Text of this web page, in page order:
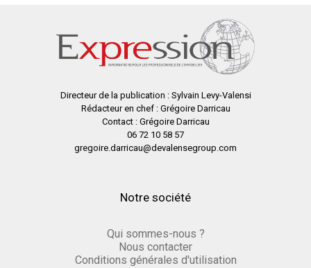
Directeur de la publication : Sylvain Levy-Valensi
Rédacteur en chef : Grégoire Darricau
Contact : Grégoire Darricau
06 72 10 58 57
gregoire.darricau@devalensegroup.com
Notre société
Qui sommes-nous ?
Nous contacter
Conditions générales d'utilisation